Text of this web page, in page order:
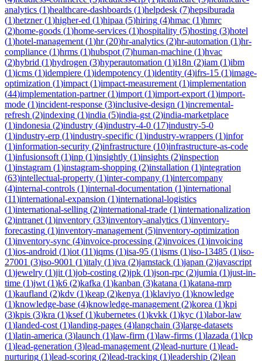
analytics (1)healthcare-dashboards (1)helpdesk (7)hepsiburada
(1)hetzner(1)higher-ed (1)hipaa (5)hiring (4)hmac (1)hmrc
(2)home-goods (1)home-services (1)hospitality (5)hosting (3)hotel
(1)hotel-management (1)hr(20)hr-analytics (2)hr-automation (1)hr-
compliance (1)hrms (1)hubspot (7)human-machine (1)hvac
(2)hybrid (1)hydrogen (3)hyperautomation (1)i18n (2)iam (1)ibm
(1)icms (1)idempiere (1)idempotency (1)identity (4)ifrs-15 (1)image-
optimization (1)impact (1)impact-measurement (1)implementation
(44)implementation-partner(1)import (1)import-export (1)import-
mode (1)incident-response (3)inclusive-design (1)incremental-
refresh (2)indexing (1)india (5)india-gst (2)india-marketplace
(1)indonesia (2)industry (4)industry-4-0 (17)industry-5-0
(1)industry-erp (1)industry-specific (1)industry-wrappers (1)infor
(1)information-security (2)infrastructure (10)infrastructure-as-code
(1)infusionsoft (1)inp (1)insightly (1)insights (2)inspection
(1)instagram (1)instagram-shopping (2)installation (1)integration
(63)intellectual-property (1)inter-company (1)intercompany
(4)internal-controls (1)internal-documentation (1)international
(11)international-expansion (1)international-logistics
(1)international-selling (2)international-trade (1)internationalization
(2)intranet (1)inventory (33)inventory-analytics (1)inventory-
forecasting (1)inventory-management (5)inventory-optimization
(1)inventory-sync (4)invoice-processing (2)invoices (1)invoicing
(1)ios-android (1)iot (11)iqms (1)isa-95 (1)isms (1)iso-13485 (1)iso-
27001 (3)iso-9001 (1)italy (1)iva (2)jamstack (1)japan (2)javascript
(1)jewelry (1)jit (1)job-costing (2)jpk (1)json-rpc (2)jumia (1)just-in-
time (1)jwt (1)k6 (2)kafka (1)kanban (3)katana (1)katana-mrp
(1)kaufland (2)kdv (1)keap (2)kenya (1)klaviyo (1)knowledge
(1)knowledge-base (4)knowledge-management (2)korea (1)kpi
(3)kpis (3)kra (1)ksef(1)kubernetes (1)kvkk (1)kyc (1)labor-law
(1)landed-cost (1)landing-pages (4)langchain (3)large-datasets
(1)latin-america (3)launch (1)law-firm (1)law-firms (1)lazada (1)lcp
(1)lead-generation (3)lead-management (2)lead-nurture (1)lead-
nurturing (1)lead-scoring (2)lead-tracking (1)leadership (2)lean